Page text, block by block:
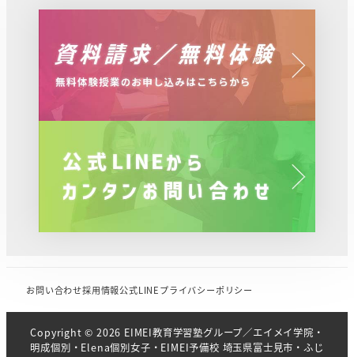
お問い合わせ採用情報公式LINEプライバシーポリシー
Copyright © 2026 EIMEI教育学習塾グループ／エイメイ学院・
明成個別・Elena個別女子・EIMEI予備校 埼玉県富士見市・ふじ